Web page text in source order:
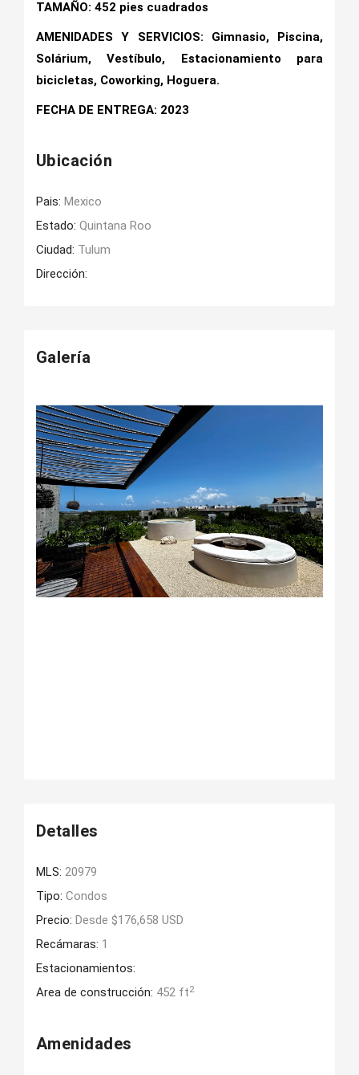
TAMAÑO: 452 pies cuadrados
AMENIDADES Y SERVICIOS: Gimnasio, Piscina,
Solárium, Vestíbulo, Estacionamiento para
bicicletas, Coworking, Hoguera.
FECHA DE ENTREGA: 2023
Ubicación
Pais: Mexico
Estado: Quintana Roo
Ciudad: Tulum
Dirección:
Galería
Detalles
MLS: 20979
Tipo: Condos
Precio: Desde $176,658 USD
Recámaras: 1
Estacionamientos:
Area de construcción: 452 ft2
Amenidades